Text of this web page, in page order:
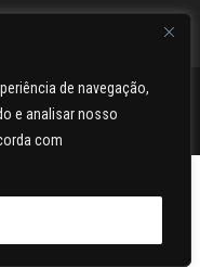
de navegação,
e analisar nosso
com